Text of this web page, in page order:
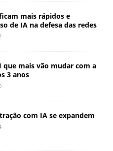
mais rápidos e
de IA na defesa das redes
que mais vão mudar com a
3 anos
com IA se expandem